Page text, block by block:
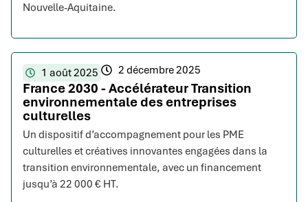
Nouvelle-Aquitaine.
1 août 2025 2 décembre 2025
France 2030 - Accélérateur Transition
environnementale des entreprises
culturelles
Un dispositif d’accompagnement pour les PME
culturelles et créatives innovantes engagées dans la
transition environnementale, avec un financement
jusqu’à 22 000 € HT.